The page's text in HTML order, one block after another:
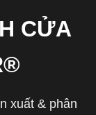
CỬA
xuất & phân